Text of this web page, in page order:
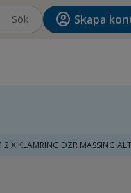
Sök account_circle Skapa
X KLÄMRING DZR MÄSSING